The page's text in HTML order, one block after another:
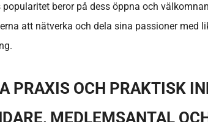
popularitet beror på dess öppna och
att nätverka och dela sina passioner med
PRAXIS OCH PRAKTISK
MEDLEMSANTAL